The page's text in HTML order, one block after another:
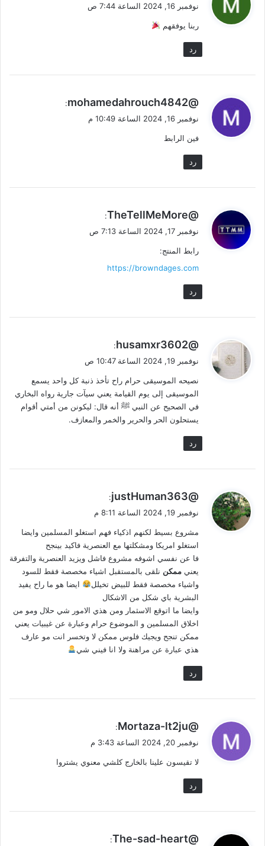
ل
نوفمبر 16, 2024 الساعة 7:44 ص
ربنا يوفقهم
رد
ي
ل
@mohamedahrouch4842
:
نوفمبر 16, 2024 الساعة 10:49 م
فين الرابط
رد
ي
ل
@TheTellMeMore
:
نوفمبر 17, 2024 الساعة 7:13 ص
رابط المنتج:
https://browndages.com
رد
ي
ل
@husamxr3602
:
نوفمبر 19, 2024 الساعة 10:47 ص
نصيحه الموسيقى حرام راح تأخذ ذنبة كل واحد يسمع
الموسيقى إلى يوم القيامة يعني سيآت جارية رواه البخاري
في الصحيح عن النبي ﷺ أنه قال: ليكونن من أمتي أقوام
يستحلون الحر والحرير والخمر والمعازف.
رد
ي
ل
@justHuman363
:
نوفمبر 19, 2024 الساعة 8:11 م
مشروع بسيط لكنهم اذكياء فهم استغلو المسلمين وايضا
استغلو امريكا ومشكلتها مع العنصرية فاكيد بينجح
فا عن نفسي اشوفه مشروع فاشل ويزيد العنصرية والتفرقة
يعني ممكن نلقى بالمستقبل اشياء مخصصة فقط للسود
واشياء مخصصة فقط للبيض تخيلل
ايضا هو ما راح يفيد
البشرية باي شكل من الاشكال
وايضا ما اتوقع الاسثمار ومن هذي الامور شي حلال ومو من
اخلاق المسلمين و الموضوع حرام وعبارة عن غيبيات يعني
ممكن تنجح ويجيك فلوس ممكن لا وتخسر انت مو عارف
هذي عبارة عن مراهنة ولا انا فيني شي
رد
ي
ل
@Mortaza-lt2ju
:
نوفمبر 20, 2024 الساعة 3:43 م
لا تقيسون علينا بالخارج كلشي معنوي يشتروا
رد
ي
@The-sad-heart
: